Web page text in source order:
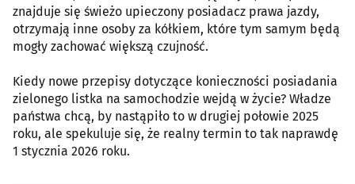
znajduje się świeżo upieczony posiadacz prawa jazdy,
otrzymają inne osoby za kółkiem, które tym samym będą
mogły zachować większą czujność.
Kiedy nowe przepisy dotyczące konieczności posiadania
zielonego listka na samochodzie wejdą w życie? Władze
państwa chcą, by nastąpiło to w drugiej połowie 2025
roku, ale spekuluje się, że realny termin to tak naprawdę
1 stycznia 2026 roku.